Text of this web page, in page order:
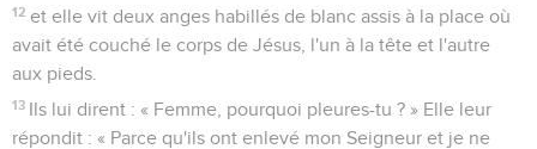
12 et elle vit deux anges habillés de blanc assis à la place où
avait été couché le corps de Jésus, l'un à la tête et l'autre
aux pieds.
13 Ils lui dirent : « Femme, pourquoi pleures-tu ? » Elle leur
répondit : « Parce qu'ils ont enlevé mon Seigneur et je ne